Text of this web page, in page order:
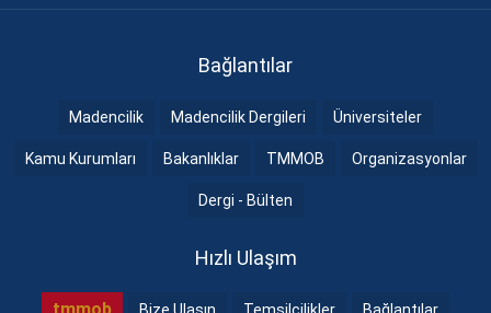
Bağlantılar
Madencilik Madencilik Dergileri Üniversiteler
Kamu Kurumları Bakanlıklar TMMOB Organizasyonlar
Dergi - Bülten
Hızlı Ulaşım